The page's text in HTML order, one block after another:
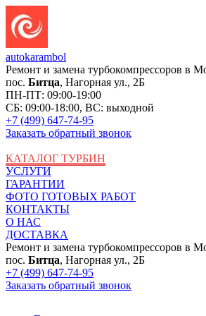
autokarambol
Ремонт и замена турбокомпрессоров в
пос. Битца, Нагорная ул., 2Б
ПН-ПТ: 09:00-19:00
СБ: 09:00-18:00, ВС: выходной
+7 (499) 647-74-95
Заказать обратный звонок
КАТАЛОГ ТУРБИН
УСЛУГИ
ГАРАНТИИ
ФОТО ГОТОВЫХ РАБОТ
КОНТАКТЫ
О НАС
ДОСТАВКА
Ремонт и замена турбокомпрессоров в
пос. Битца, Нагорная ул., 2Б
+7 (499) 647-74-95
Заказать обратный звонок